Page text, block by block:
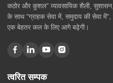
कठोर और कुशल" व्यावसायिक शैली,
के साथ "ग्राहक सेवा में, समुदाय की सेवा
एक बेहतर कल के लिए आगे बढ़ेगी।
त्वरित सम्पक